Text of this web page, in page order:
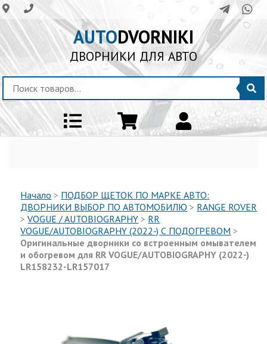
AUTODVORNIKI
ДВОРНИКИ ДЛЯ АВТО
Начало > ПОДБОР ЩЕТОК ПО МАРКЕ АВТО:
ДВОРНИКИ ВЫБОР ПО АВТОМОБИЛЮ > RANGE ROVER
>VOGUE / AUTOBIOGRAPHY > RR
VOGUE/AUTOBIOGRAPHY (2022-) С ПОДОГРЕВОМ >
Оригинальные дворники со встроенным омывателем
и обогревом для RR VOGUE/AUTOBIOGRAPHY (2022-)
LR158232-LR157017